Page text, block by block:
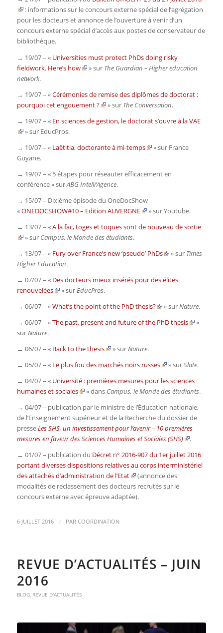
: informations sur le concours externe spécial de l’agrégation
pour les docteurs et annonce de l’ouverture à venir d’un
concours externe spécial d’accès aux postes de conservateur de
bibliothèque.
→ 19/07 – « Universities must protect PhDs doing risky
fieldwork. Here’s how
» sur The Guardian – Higher education
network.
→ 19/07 – «Cérémonies de remise des diplômes de doctorat :
pourquoi cet engouement ?
» sur The Conversation.
→ 19/07 – « En sciences de gestion, le doctorat s’ouvre à la VAE
» sur EducPros.
→ 19/07 – « Laëtitia, doctorante à mi-temps » sur France
Guyane.
→ 19/07 – « 5 étapes pour réseauter efficacement en
conférence » surABG Intelli’Agence.
→ 15/07 – Dixième épisode du OneDocShow
«ONEDOCSHOW#10 – Edition AUVERGNE » surYoutube.
→ 13/07 – «A la fac, toges et toques sont de nouveau de sortie
» sur Campus, le Monde des étudiants.
→ 13/07 – « Fury over France’s new ‘pseudo’ PhDs » sur Times
Higher Education.
→ 07/07 – « Des docteurs mieux insérés pour des élites
renouvelées
» surEducPros.
→ 06/07 – «What’s the point of the PhD thesis? » surNature.
→ 06/07 – «The past, present and future of the PhD thesis
»
surNature.
→ 06/07 – « Back to the thesis » surNature.
→ 05/07 – « Le plus fou des marchés noirs russes » surSlate.
→ 04/07 – « Université : premières mesures pour les sciences
humaines et sociales
» dans Campus, le Monde des étudiants.
→ 04/07 – publication par le ministre de l’Éducation nationale,
de l’Enseignement supérieur et de la Recherche du dossier de
presseLes SHS, un investissement pour l’avenir – 10 premières
mesures en faveur des Sciences Humaines et Sociales (SHS)
.
→ 01/07 – publication du Décret n° 2016-907 du 1er juillet 2016
portant diverses dispositions relatives au corps interministériel
des attachés d’administration de l’Etat
(annonce des
modalités de reclassement des docteurs recrutés sur le
concours externe avec épreuve adaptée).
6 JUILLET 2016 / PAR COORDINATION
REVUE D’ACTUALITÉS – JUIN
2016
BLOG, REVUE D'ACTUALITÉS